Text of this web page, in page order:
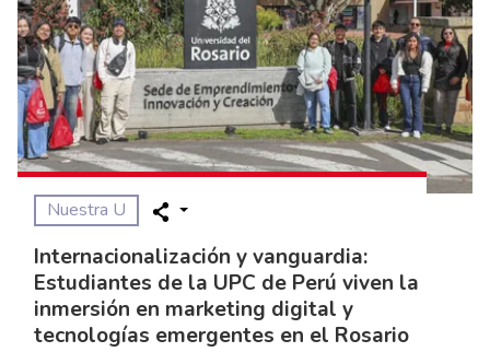
Nuestra U
Internacionalización y vanguardia:
Estudiantes de la UPC de Perú viven la
inmersión en marketing digital y
tecnologías emergentes en el Rosario